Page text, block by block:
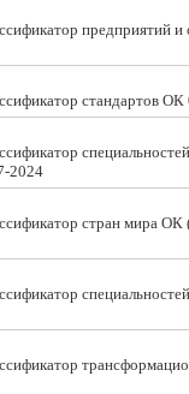
предприятий
стандартов
2024
стран мира